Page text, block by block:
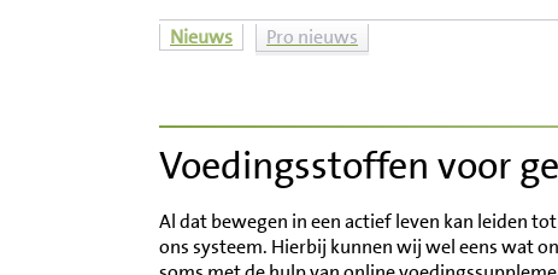
Registreren
Informatie
Nieuws Pro nieuws
Voedingsstoffen voor
Al dat bewegen in een actief leven kan leiden
ons systeem. Hierbij kunnen wij wel eens wat